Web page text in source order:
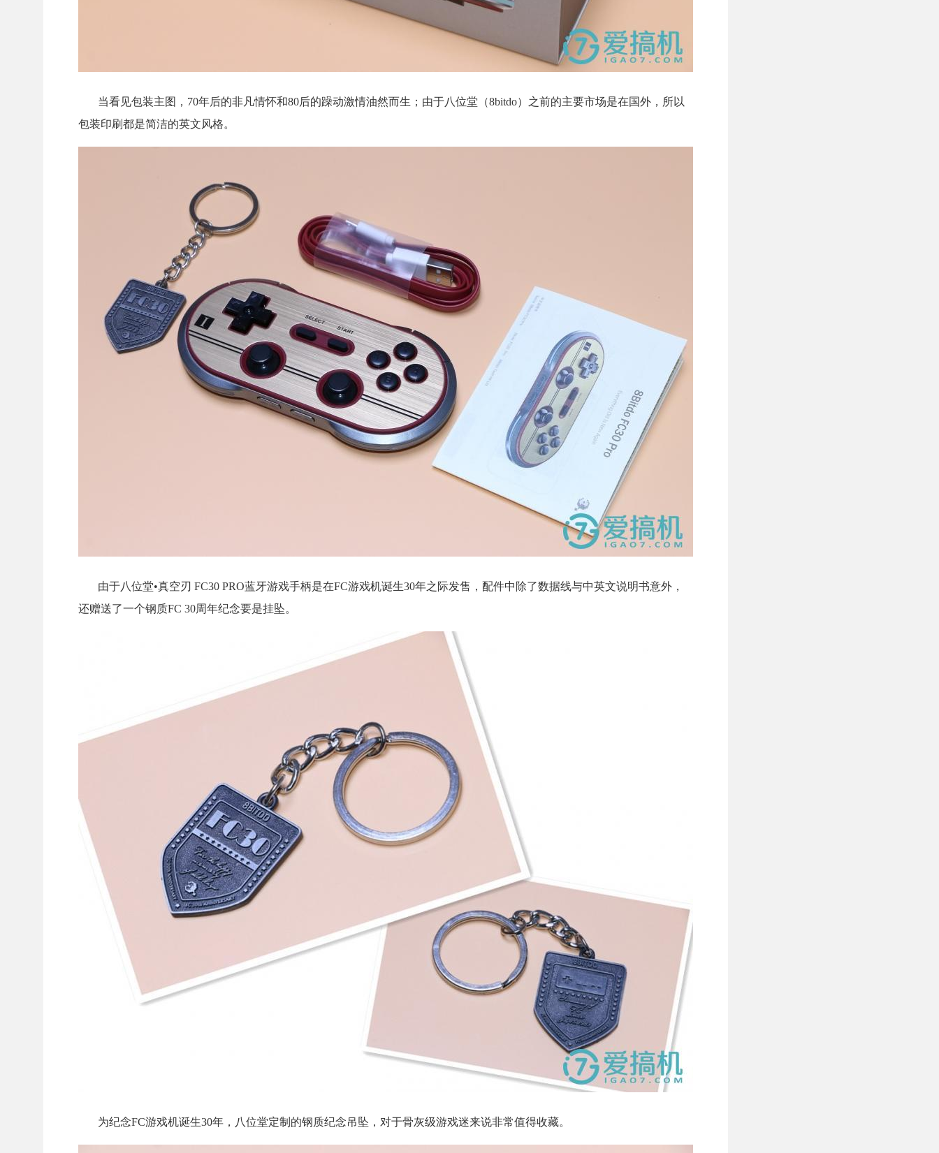
当看见包装主图，70年后的非凡情怀和80后的躁动激情油然而生；由于八位堂（8bitdo）之前的主要市场是在国外，所以
包装印刷都是简洁的英文风格。
由于八位堂•真空刃 FC30 PRO蓝牙游戏手柄是在FC游戏机诞生30年之际发售，配件中除了数据线与中英文说明书意外，
还赠送了一个钢质FC 30周年纪念要是挂坠。
为纪念FC游戏机诞生30年，八位堂定制的钢质纪念吊坠，对于骨灰级游戏迷来说非常值得收藏。